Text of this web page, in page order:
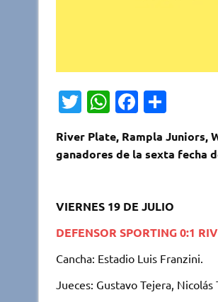
T
it
W
at
p
p
Fa
e
o
k
C
m
ti
r
River Plate, Rampla Juniors,
ganadores de la sexta fecha
VIERNES 19 DE JULIO
DEFENSOR SPORTING 0:1
Cancha: Estadio Luis Franzini.
Jueces: Gustavo Tejera,